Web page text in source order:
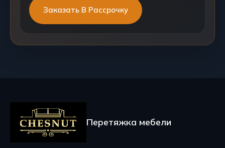
Перетяжка мебели